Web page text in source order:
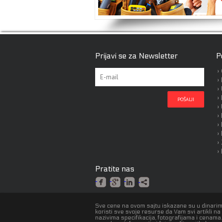
Prijavi se za Newsletter
Pratite nas
Sve cene na ovom sajtu iskazane su u
koristi sve svoje resurse da Vam svi artikli
nazivima specifikacija, fotografijama i